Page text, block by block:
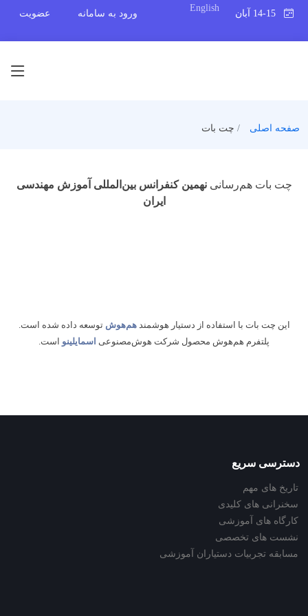
English
ورود به سامانه عضویت
صفحه اصلی چت بات
چت بات هم‌ر‌سانینهمین کنفرانس بین‌المللی آموزش مهندسی
ایران
این چت بات با استفاده از دستیار هوشمندهم‌هوش توسعه داده شده است.
پلتفرم هم‌هوش محصول شرکت هوش‌مصنوعی اسمایلینو است.
دسترسی سریع
تاریخ های مهم
سخنرانی های کلیدی
کارگاه های آموزشی
نشست های تخصصی
مسابقه تجربیات دستیاران آموزشی